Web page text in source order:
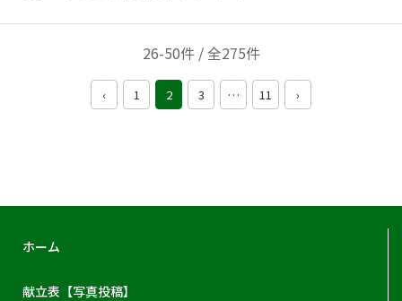
26-50件 / 全275件
‹ 1 2 3 … 11 ›
ホーム
献立表【写真投稿】